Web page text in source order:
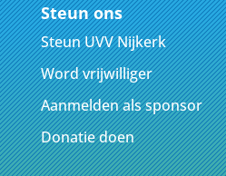
Steun ons
Steun UVV Nijkerk
Word vrijwilliger
Aanmelden als sponsor
Donatie doen